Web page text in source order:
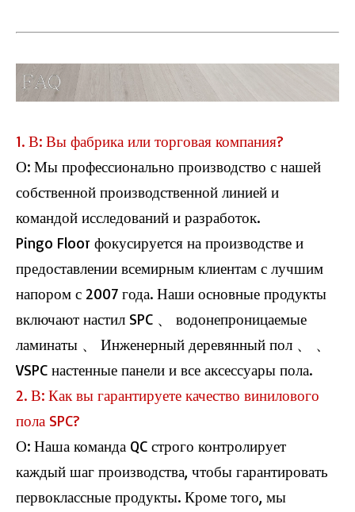
1. В: Вы фабрика или торговая компания?
О: Мы профессионально производство с нашей
собственной производственной линией и
командой исследований и разработок.
Pingo Floor фокусируется на производстве и
предоставлении всемирным клиентам с лучшим
напором с 2007 года. Наши основные продукты
включают настил SPC 、 водонепроницаемые
ламинаты 、 Инженерный деревянный пол 、 、
VSPC настенные панели и все аксессуары пола.
2. В: Как вы гарантируете качество винилового
пола SPC?
О: Наша команда QC строго контролирует
каждый шаг производства, чтобы гарантировать
первоклассные продукты. Кроме того, мы